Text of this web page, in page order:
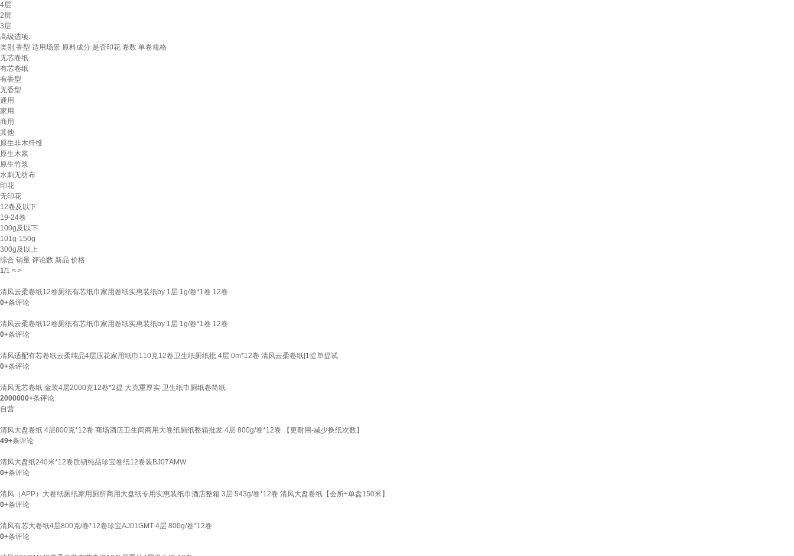
4层
2层
3层
高级选项:
类别 香型 适用场景 原料成分 是否印花 卷数 单卷规格
无芯卷纸
有芯卷纸
有香型
无香型
通用
家用
商用
其他
原生非木纤维
原生木浆
原生竹浆
水刺无纺布
印花
无印花
12卷及以下
19-24卷
100g及以下
101g-150g
300g及以上
综合 销量 评论数 新品 价格
1/1 < >
清风云柔卷纸12卷厕纸有芯纸巾家用卷纸实惠装纸by 1层 1g/卷*1卷 12卷
0+条评论
清风云柔卷纸12卷厕纸有芯纸巾家用卷纸实惠装纸by 1层 1g/卷*1卷 12卷
0+条评论
清风适配有芯卷纸云柔纯品4层压花家用纸巾110克12卷卫生纸厕纸批 4层 0m*12卷 清风云柔卷纸[1提单提试
0+条评论
清风无芯卷纸 金装4层2000克12卷*2提 大克重厚实 卫生纸巾厕纸卷筒纸
2000000+条评论
自营
清风大盘卷纸 4层800克*12卷 商场酒店卫生间商用大卷纸厕纸整箱批发 4层 800g/卷*12卷 【更耐用-减少换纸次数】
49+条评论
清风大盘纸240米*12卷质韧纯品珍宝卷纸12卷装BJ07AMW
0+条评论
清风（APP）大卷纸厕纸家用厕所商用大盘纸专用实惠装纸巾酒店整箱 3层 543g/卷*12卷 清风大盘卷纸【会所+单盘150米】
0+条评论
清风有芯大卷纸4层800克/卷*12卷珍宝AJ01GMT 4层 800g/卷*12卷
0+条评论